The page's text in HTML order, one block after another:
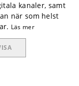
kanaler, samt
när som helst
Läs mer